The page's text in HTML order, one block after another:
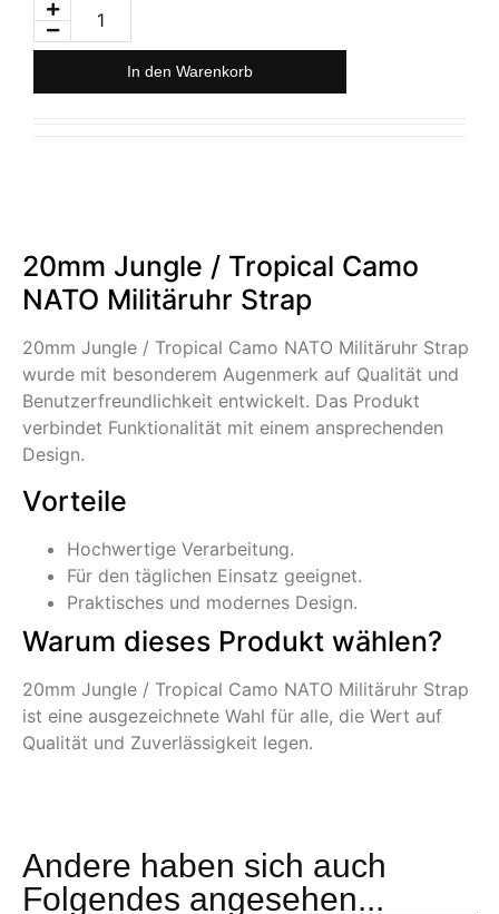
In den Warenkorb
20mm Jungle / Tropical Camo
NATO Militäruhr Strap
20mm Jungle / Tropical Camo NATO Militäruhr Strap
wurde mit besonderem Augenmerk auf Qualität und
Benutzerfreundlichkeit entwickelt. Das Produkt
verbindet Funktionalität mit einem ansprechenden
Design.
Vorteile
Hochwertige Verarbeitung.
Für den täglichen Einsatz geeignet.
Praktisches und modernes Design.
Warum dieses Produkt wählen?
20mm Jungle / Tropical Camo NATO Militäruhr Strap
ist eine ausgezeichnete Wahl für alle, die Wert auf
Qualität und Zuverlässigkeit legen.
Andere haben sich auch
Folgendes angesehen...